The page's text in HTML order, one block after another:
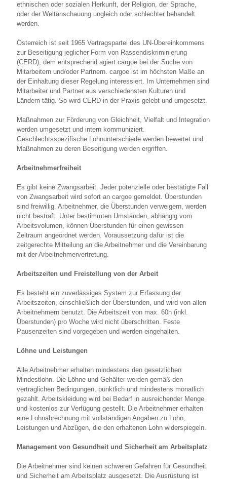
ethnischen oder sozialen Herkunft, der Religion, der Sprache,
oder der Weltanschauung ungleich oder schlechter behandelt
werden.
Österreich ist seit 1965 Vertragspartei des UN-Übereinkommens
zur Beseitigung jeglicher Form von Rassendiskriminierung
(CERD), dem entsprechend agiert cargoe bei der Suche von
Mitarbeitern und/oder Partnern. cargoe ist im höchsten Maße an
der Einhaltung dieser Regelung interessiert. Im Unternehmen sind
Mitarbeiter und Partner aus verschiedensten Kulturen und
Ländern tätig. So wird CERD in der Praxis gelebt und umgesetzt.
Maßnahmen zur Förderung von Gleichheit, Vielfalt und Integration
werden umgesetzt und intern kommuniziert.
Geschlechtsspezifische Lohnunterschiede werden bewertet und
Maßnahmen zu deren Beseitigung werden ergriffen.
Arbeitnehmerfreiheit
Es gibt keine Zwangsarbeit. Jeder potenzielle oder bestätigte Fall
von Zwangsarbeit wird sofort an cargoe gemeldet. Überstunden
sind freiwillig. Arbeitnehmer, die Überstunden verweigern, werden
nicht bestraft. Unter bestimmten Umständen, abhängig vom
Arbeitsvolumen, können Überstunden für einen gewissen
Zeitraum angeordnet werden. Voraussetzung dafür ist die
zeitgerechte Mitteilung an die Arbeitnehmer und die Vereinbarung
mit der Arbeitnehmervertretung.
Arbeitszeiten und Freistellung von der Arbeit
Es besteht ein zuverlässiges System zur Erfassung der
Arbeitszeiten, einschließlich der Überstunden, und wird von allen
Arbeitnehmern benutzt. Die Arbeitszeit von max. 60h (inkl.
Überstunden) pro Woche wird nicht überschritten. Feste
Pausenzeiten sind vorgegeben und werden eingehalten.
Löhne und Leistungen
Alle Arbeitnehmer erhalten mindestens den gesetzlichen
Mindestlohn. Die Löhne und Gehälter werden gemäß den
vertraglichen Bedingungen, pünktlich und mindestens monatlich
gezahlt. Arbeitskleidung wird bei Bedarf in ausreichender Menge
und kostenlos zur Verfügung gestellt. Die Arbeitnehmer erhalten
eine Lohnabrechnung mit vollständigen Angaben zu Lohn,
Leistungen und Abzügen, die den erhaltenen Lohn widerspiegeln.
Management von Gesundheit und Sicherheit am Arbeitsplatz
Die Arbeitnehmer sind keinen schweren Gefahren für Gesundheit
und Sicherheit am Arbeitsplatz ausgesetzt. Die Ausrüstung ist